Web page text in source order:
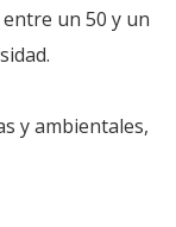
un 50 y un
y ambientales,